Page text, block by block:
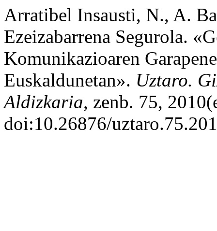
Arratibel Insausti, N., A.
Ezeizabarrena Segurola.
Komunikazioaren
Euskaldunetan». Uztaro.
Aldizkaria, zenb. 75,
doi:10.26876/